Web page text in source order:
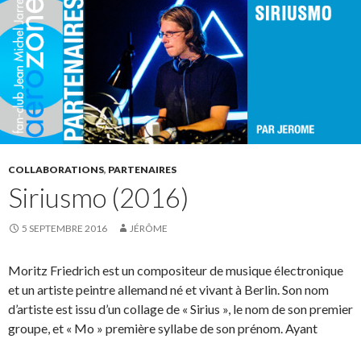
COLLABORATIONS, PARTENAIRES
Siriusmo (2016)
5 SEPTEMBRE 2016 JÉRÔME
Moritz Friedrich est un compositeur de musique électronique
et un artiste peintre allemand né et vivant à Berlin. Son nom
d’artiste est issu d’un collage de « Sirius », le nom de son premier
groupe, et « Mo » première syllabe de son prénom. Ayant